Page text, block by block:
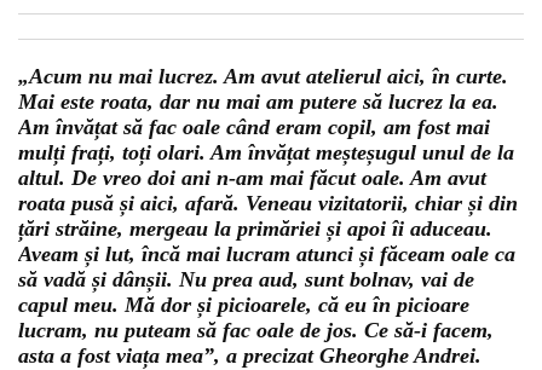
„Acum nu mai lucrez. Am avut atelierul aici, în curte.
Mai este roata, dar nu mai am putere să lucrez la ea.
Am învățat să fac oale când eram copil, am fost mai
mulți frați, toți olari. Am învățat meșteșugul unul de la
altul. De vreo doi ani n-am mai făcut oale. Am avut
roata pusă și aici, afară. Veneau vizitatorii, chiar și din
țări străine, mergeau la primăriei și apoi îi aduceau.
Aveam și lut, încă mai lucram atunci și făceam oale ca
să vadă și dânșii. Nu prea aud, sunt bolnav, vai de
capul meu. Mă dor și picioarele, că eu în picioare
lucram, nu puteam să fac oale de jos. Ce să-i facem,
asta a fost viața mea”, a precizat Gheorghe Andrei.